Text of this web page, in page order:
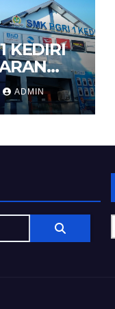
KEDIRI
ADMIN